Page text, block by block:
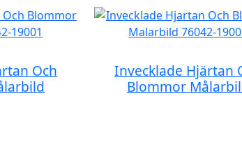
Och
Invecklade Hjärtan
Blommor